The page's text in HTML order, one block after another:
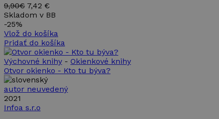
9,90€ 7,42 €
Skladom v BB
-25%
Vlož do košíka
Pridať do košíka
Výchovné knihy - Okienkové knihy
Otvor okienko - Kto tu býva?
autor neuvedený
2021
Infoa s.r.o